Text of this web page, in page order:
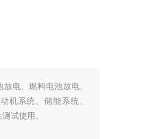
电、燃料电池放电、
机系统、储能系统、
试使用。